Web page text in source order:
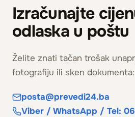
Izračunajte
odlaska u poštu
Želite znati tačan trošak
fotografiju ili sken dokumenta:
posta@prevedi24.ba
Viber / WhatsApp / Tel: